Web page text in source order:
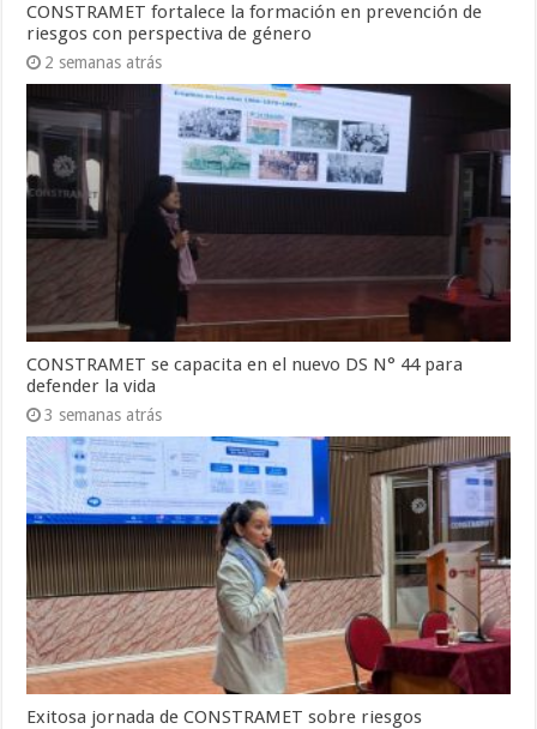
CONSTRAMET fortalece la formación en prevención de
riesgos con perspectiva de género
2 semanas atrás
CONSTRAMET se capacita en el nuevo DS N° 44 para
defender la vida
3 semanas atrás
Exitosa jornada de CONSTRAMET sobre riesgos